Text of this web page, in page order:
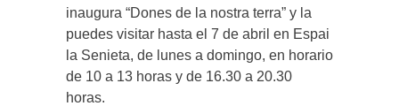
inaugura “Dones de la nostra terra” y la
puedes visitar hasta el 7 de abril en Espai
la Senieta, de lunes a domingo, en horario
de 10 a 13 horas y de 16.30 a 20.30
horas.